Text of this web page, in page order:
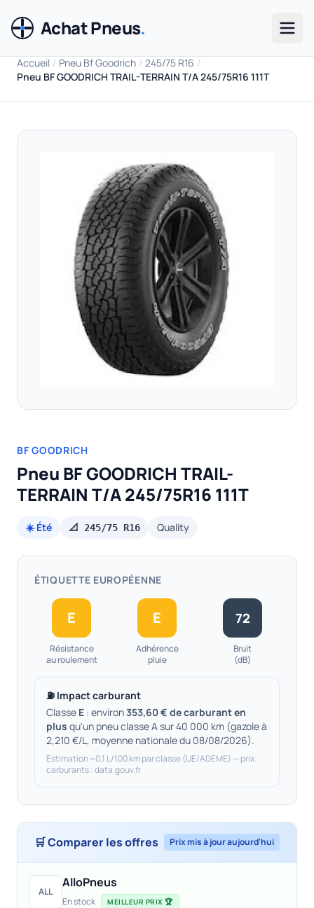
Achat Pneus.
Accueil / Pneu Bf Goodrich / 245/75 R16 /
Pneu BF GOODRICH TRAIL-TERRAIN T/A 245/75R16 111T
BF GOODRICH
Pneu BF GOODRICH TRAIL-
TERRAIN T/A 245/75R16 111T
☀️ Été 📐 245/75 R16 Quality
ÉTIQUETTE EUROPÉENNE
E
Résistance
au roulement
E
Adhérence
pluie
72
Bruit
(dB)
⛽ Impact carburant
Classe E : environ353,60 € de carburant en
plus qu'un pneu classe A sur 40 000 km (gazole à
2,210 €/L, moyenne nationale du 08/08/2026).
Estimation ~0,1 L/100 km par classe (UE/ADEME) — prix
carburants : data.gouv.fr
🛒 Comparer les offres Prix mis à jour aujourd'hui
ALL
AlloPneus
En stock MEILLEUR PRIX 🏆